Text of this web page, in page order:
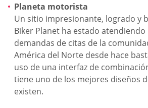
Planeta motorista
Un sitio impresionante, logrado y
Biker Planet ha estado atendiendo
demandas de citas de la
América del Norte desde hace
uso de una interfaz de
tiene uno de los mejores diseños
existen.